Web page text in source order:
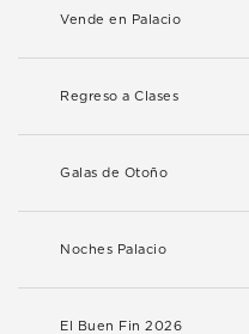
Vende en Palacio
Regreso a Clases
Galas de Otoño
Noches Palacio
El Buen Fin 2026